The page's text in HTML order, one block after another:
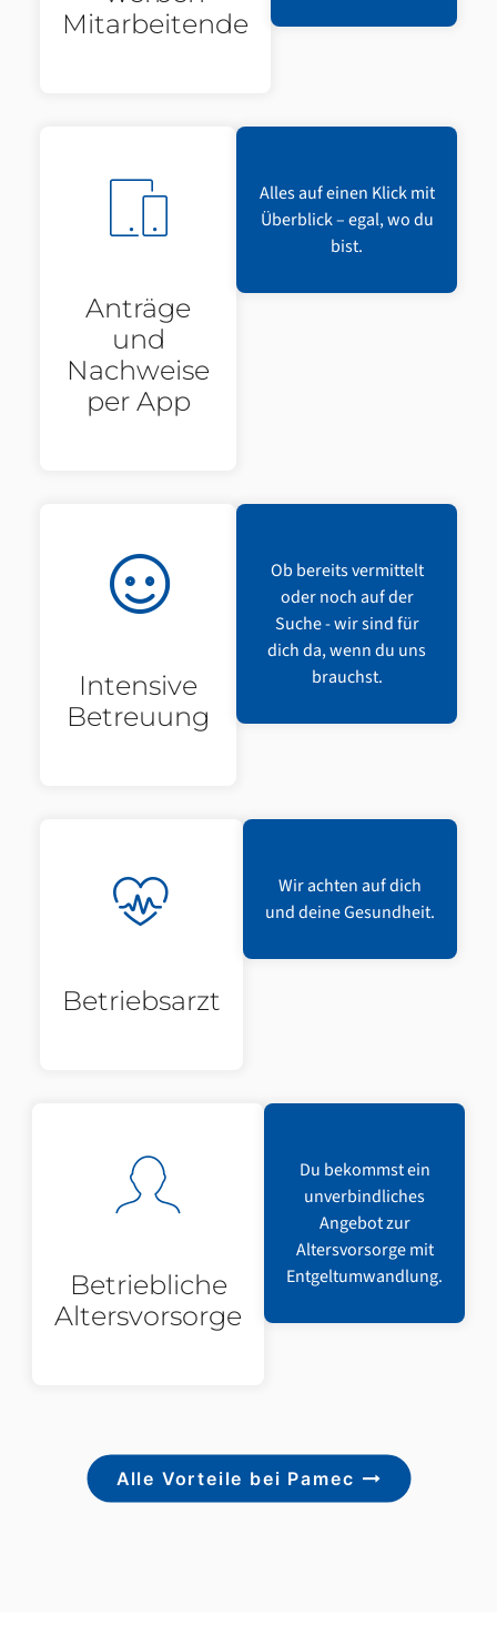
Mitarbeitende
Anträge
und
Nachweise
per App
Alles auf einen Klick mit
Überblick – egal, wo du
bist.
Intensive
Betreuung
Ob bereits vermittelt
oder noch auf der
Suche - wir sind für
dich da, wenn du uns
brauchst.
Betriebsarzt
Wir achten auf dich
und deine Gesundheit.
Betriebliche
Altersvorsorge
Du bekommst ein
unverbindliches
Angebot zur
Altersvorsorge mit
Entgeltumwandlung.
Alle Vorteile bei Pamec